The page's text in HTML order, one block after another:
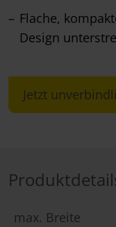
Flache,
Design
Jetzt
max. Breite